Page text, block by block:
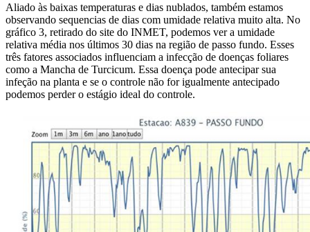
Aliado às baixas temperaturas e dias nublados, também estamos
observando sequencias de dias com umidade relativa muito alta. No
gráfico 3, retirado do site do INMET, podemos ver a umidade
relativa média nos últimos 30 dias na região de passo fundo. Esses
três fatores associados influenciam a infecção de doenças foliares
como a Mancha de Turcicum. Essa doença pode antecipar sua
infeção na planta e se o controle não for igualmente antecipado
podemos perder o estágio ideal do controle.